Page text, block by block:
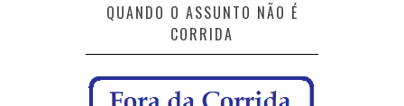
QUANDO O ASSUNTO NÃO É
CORRIDA